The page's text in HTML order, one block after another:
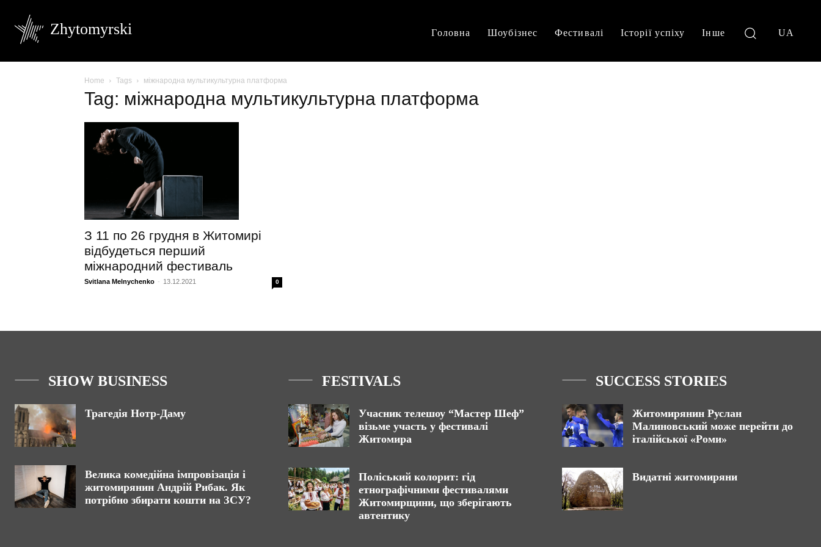
Zhytomyrski Головна Шоубізнес Фестивалі Історії успіху Інше UA
Home Tags міжнародна мультикультурна платформа
Tag: міжнародна мультикультурна платформа
З 11 по 26 грудня в Житомирі
відбудеться перший
міжнародний фестиваль
Svitlana Melnychenko - 13.12.2021 0
SHOW BUSINESS
Трагедія Нотр-Даму
Велика комедійна імпровізація і
житомирянин Андрій Рибак. Як
потрібно збирати кошти на ЗСУ?
FESTIVALS
Учасник телешоу “Мастер Шеф”
візьме участь у фестивалі
Житомира
Поліський колорит: гід
етнографічними фестивалями
Житомирщини, що зберігають
автентику
SUCCESS STORIES
Житомирянин Руслан
Малиновський може перейти до
італійської «Роми»
Видатні житомиряни